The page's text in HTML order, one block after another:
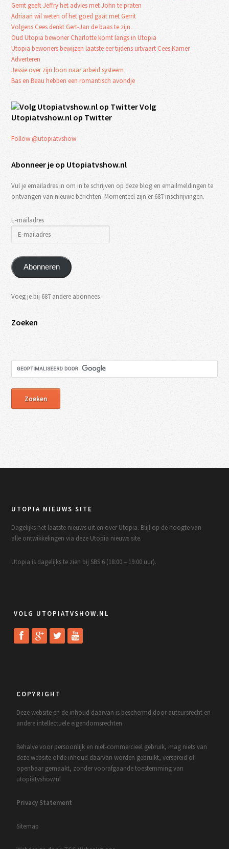
Gerrit geeft Jeffry het advies met John te praten
Adriaan wil weten of het goed gaat met Gerrit
Volgens Cees denkt Gert-Jan de baas te zijn.
Oud Utopia bewoner Charlotte komt langs in Utopia
Utopia bewoners bewijzen laatste eer tijdens uitvaart Cees Kamer
Adverteren
Jessie over zijn loon naar arbeid systeem
Bas en Beau hebben een romantisch avondje
Volg
Utopiatvshow.nl op Twitter
Follow @utopiatvshow
Abonneer je op Utopiatvshow.nl
Vul je emailadres in om in te schrijven op deze blog en emailmeldingen te
ontvangen van nieuwe berichten. Momenteel zijn er 687 inschrijvingen.
E-mailadres
Abonneren
Voeg je bij 687 andere abonnees
Zoeken
UTOPIA NIEUWS SITE
Dagelijks het laatste nieuws uit en over Utopia. Blijf op de hoogte van
alle ontwikkelingen via deze Utopia nieuws site.
Utopia is dagelijks te zien bij SBS 6 (18:00 – 19:00 uur).
VOLG UTOPIATVSHOW.NL
COPYRIGHT
Deze website en de inhoud daarvan is beschermd door auteursrecht en
andere intellectuele eigendomsrechten.
Behalve voor persoonlijk en niet-commercieel gebruik, mag niets van
deze website of de inhoud daarvan worden gebruikt, verspreid of
openbaar gemaakt, zonder voorafgaande toestemming van
utopiatvshow.nl
Privacy Statement
Sitemap